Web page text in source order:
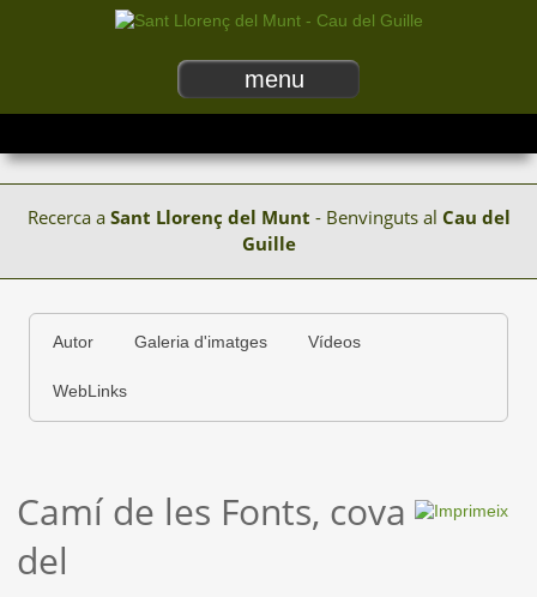
menu
Recerca a Sant Llorenç del Munt - Benvinguts al Cau del
Guille
Autor Galeria d'imatges Vídeos
WebLinks
Camí de les Fonts, cova
del